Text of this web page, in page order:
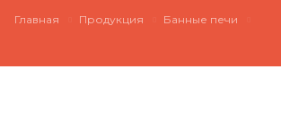
Главная Продукция Банные печи